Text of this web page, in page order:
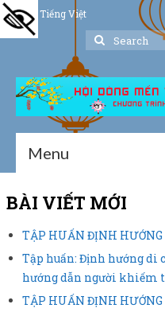
Tiếng Việt
Search
Menu
Trang chủ
Giới thiệu
Hoạt động
Thư viện
BÀI VIẾT MỚI
TẬP HUẤN ĐỊNH
Tập huấn: Định hướng di
hướng dẫn người khiếm
TẬP HUẤN ĐỊNH